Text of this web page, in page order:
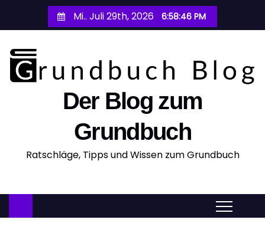
n
Mi.. Juli 29th, 2026 6:58:47 PM
Der Blog zum
Grundbuch
Ratschläge, Tipps und Wissen zum Grundbuch